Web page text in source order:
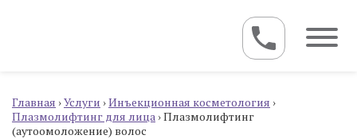
Главная ›Услуги ›Инъекционная косметология ›
Плазмолифтинг для лица ›Плазмолифтинг
(аутоомоложение) волос